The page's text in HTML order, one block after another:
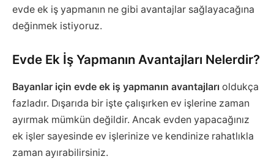
evde ek iş yapmanın ne gibi avantajlar sağlayacağına
değinmek istiyoruz.
Evde Ek İş Yapmanın Avantajları Nelerdir?
Bayanlar için evde ek iş yapmanın avantajları oldukça
fazladır. Dışarıda bir işte çalışırken ev işlerine zaman
ayırmak mümkün değildir. Ancak evden yapacağınız
ek işler sayesinde ev işlerinize ve kendinize rahatlıkla
zaman ayırabilirsiniz.